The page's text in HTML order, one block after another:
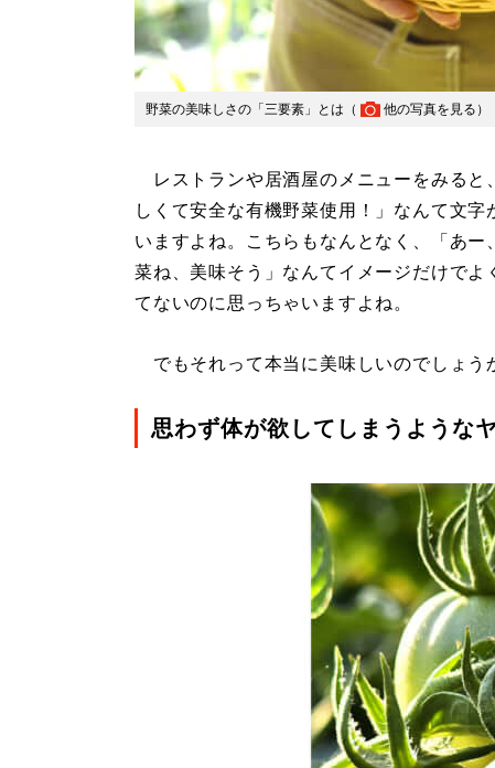
野菜の美味しさの「三要素」とは（ 他の写真を見る ）
レストランや居酒屋のメニューをみると
しくて安全な有機野菜使用！」なんて文字
いますよね。こちらもなんとなく、「あー
菜ね、美味そう」なんてイメージだけでよ
てないのに思っちゃいますよね。
でもそれって本当に美味しいのでしょう
思わず体が欲してしまうような